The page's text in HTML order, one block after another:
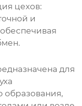
цехов:
и
для
образования,